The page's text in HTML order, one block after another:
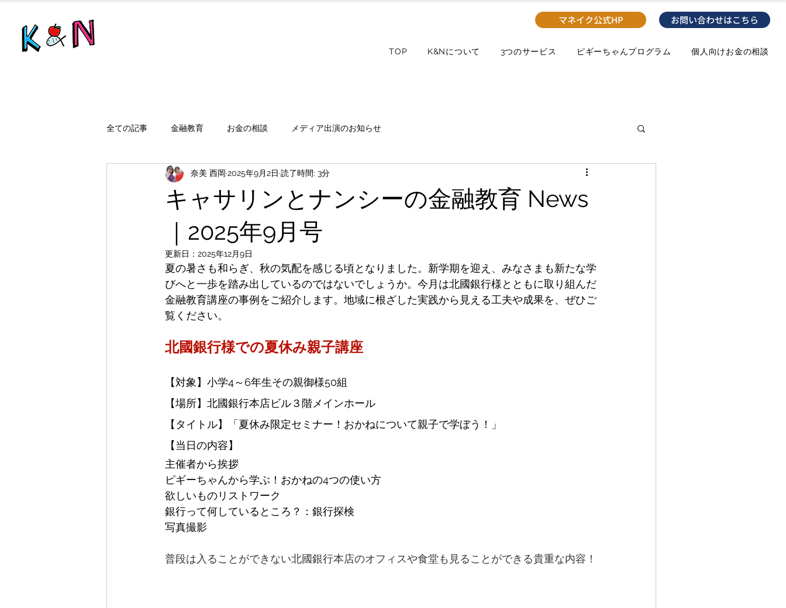
マネイク公式HP お問い合わせはこちら
TOP K&Nについて 3つのサービス ピギーちゃんプログラム 個人向けお金の相談
全ての記事 金融教育 お金の相談 メディア出演のお知らせ
キャサリンとナンシーの金融教育 News
｜2025年9月号
奈美 西岡 2025年9月2日 読了時間: 3分
更新日： 2025年12月9日
夏の暑さも和らぎ、秋の気配を感じる頃となりました。新学期を迎え、みなさまも新たな学
びへと一歩を踏み出しているのではないでしょうか。今月は北國銀行様とともに取り組んだ
金融教育講座の事例をご紹介します。地域に根ざした実践から見える工夫や成果を、ぜひご
覧ください。
北國銀行様での夏休み親子講座
【対象】小学4～6年生その親御様50組
【場所】北國銀行本店ビル３階メインホール
【タイトル】「夏休み限定セミナー！おかねについて親子で学ぼう！」
【当日の内容】
主催者から挨拶
ピギーちゃんから学ぶ！おかねの4つの使い方
欲しいものリストワーク
銀行って何しているところ？：銀行探検
写真撮影
普段は入ることができない北國銀行本店のオフィスや食堂も見ることができる貴重な内容！